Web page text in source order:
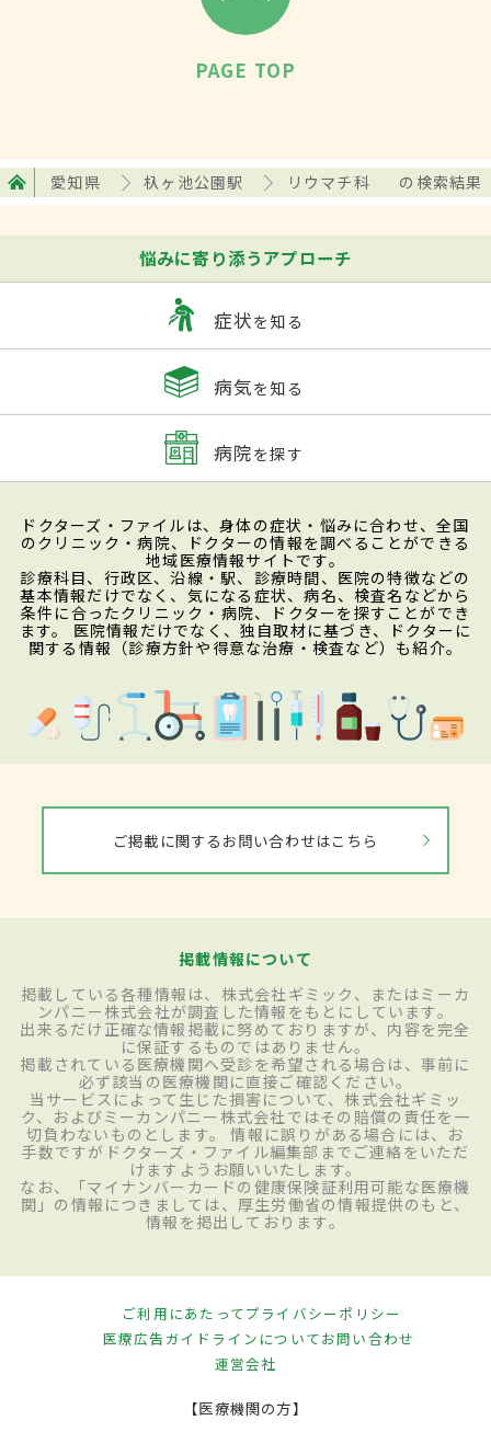
PAGE TOP
愛知県 杁ヶ池公園駅 リウマチ科 の検索結果
悩みに寄り添うアプローチ
症状を知る
病気を知る
病院を探す
ドクターズ・ファイルは、身体の症状・悩みに合わせ、全国
のクリニック・病院、ドクターの情報を調べることができる
地域医療情報サイトです。
診療科目、行政区、沿線・駅、診療時間、医院の特徴などの
基本情報だけでなく、気になる症状、病名、検査名などから
条件に合ったクリニック・病院、ドクターを探すことができ
ます。 医院情報だけでなく、独自取材に基づき、ドクターに
関する情報（診療方針や得意な治療・検査など）も紹介。
ご掲載に関するお問い合わせはこちら
掲載情報について
掲載している各種情報は、株式会社ギミック、またはミーカ
ンパニー株式会社が調査した情報をもとにしています。
出来るだけ正確な情報掲載に努めておりますが、内容を完全
に保証するものではありません。
掲載されている医療機関へ受診を希望される場合は、事前に
必ず該当の医療機関に直接ご確認ください。
当サービスによって生じた損害について、株式会社ギミッ
ク、およびミーカンパニー株式会社ではその賠償の責任を一
切負わないものとします。 情報に誤りがある場合には、お
手数ですがドクターズ・ファイル編集部までご連絡をいただ
けますようお願いいたします。
なお、「マイナンバーカードの健康保険証利用可能な医療機
関」の情報につきましては、厚生労働省の情報提供のもと、
情報を掲出しております。
ご利用にあたってプライバシーポリシー
医療広告ガイドラインについてお問い合わせ
運営会社
【医療機関の方】